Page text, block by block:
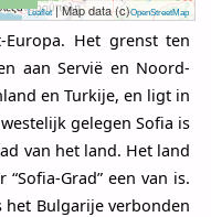
Leaflet| Map data (c)OpenStreetMap
Het grenst ten
aan Servië en Noord-
en Turkije, en ligt in
gelegen Sofia is
van het land. Het land
Grad” een van is.
Bulgarije verbonden